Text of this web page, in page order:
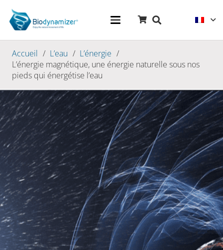
Accueil / L’eau / L’énergie /
L’énergie magnétique, une énergie naturelle sous nos
pieds qui énergétise l’eau